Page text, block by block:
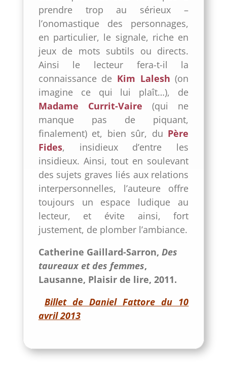
prendre trop au sérieux –
l’onomastique des personnages,
en particulier, le signale, riche en
jeux de mots subtils ou directs.
Ainsi le lecteur fera-t-il la
connaissance de Kim Lalesh(on
imagine ce qui lui plaît…), de
Madame Currit-Vaire (qui ne
manque pas de piquant,
finalement) et, bien sûr, du Père
Fides, insidieux d’entre les
insidieux. Ainsi, tout en soulevant
des sujets graves liés aux relations
interpersonnelles, l’auteure offre
toujours un espace ludique au
lecteur, et évite ainsi, fort
justement, de plomber l’ambiance.
Catherine Gaillard-Sarron, Des
taureaux et des femmes,
Lausanne, Plaisir de lire, 2011.
Billet de Daniel Fattore du 10
avril 2013